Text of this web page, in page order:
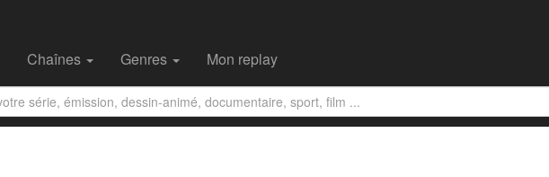
Chaînes Genres Mon replay